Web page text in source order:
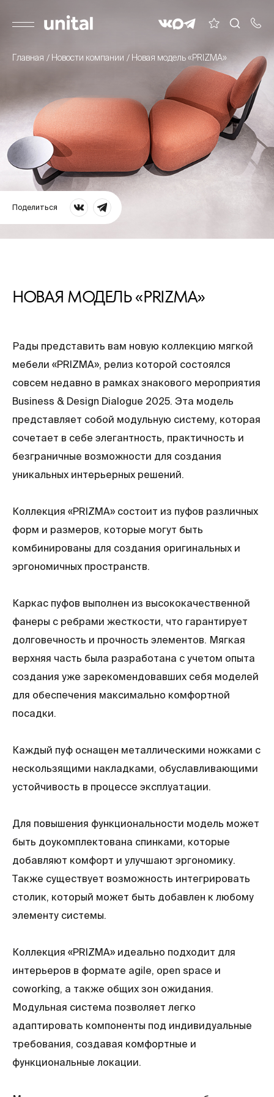
Главная Новости компании Новая модель «PRIZMA»
Поделиться
НОВАЯ МОДЕЛЬ «PRIZMA»
Рады представить вам новую коллекцию мягкой
мебели «PRIZMA», релиз которой состоялся
совсем недавно в рамках знакового мероприятия
Business & Design Dialogue 2025. Эта модель
представляет собой модульную систему, которая
сочетает в себе элегантность, практичность и
безграничные возможности для создания
уникальных интерьерных решений.
Коллекция «PRIZMA» состоит из пуфов различных
форм и размеров, которые могут быть
комбинированы для создания оригинальных и
эргономичных пространств.
Каркас пуфов выполнен из высококачественной
фанеры с ребрами жесткости, что гарантирует
долговечность и прочность элементов. Мягкая
верхняя часть была разработана с учетом опыта
создания уже зарекомендовавших себя моделей
для обеспечения максимально комфортной
посадки.
Каждый пуф оснащен металлическими ножками с
нескользящими накладками, обуславливающими
устойчивость в процессе эксплуатации.
Для повышения функциональности модель может
быть доукомплектована спинками, которые
добавляют комфорт и улучшают эргономику.
Также существует возможность интегрировать
столик, который может быть добавлен к любому
элементу системы.
Коллекция «PRIZMA» идеально подходит для
интерьеров в формате agile, open space и
coworking, а также общих зон ожидания.
Модульная система позволяет легко
адаптировать компоненты под индивидуальные
требования, создавая комфортные и
функциональные локации.